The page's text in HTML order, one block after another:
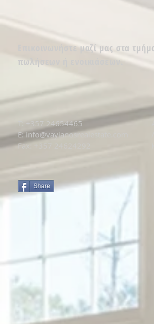
Επικοινωνήστε μαζί μας στα
πωλήσεων ή ενοικιάσεων.
T: + 357 24654465
E: info@vayianosrealestate.com
Fax: +357 24624292
Share